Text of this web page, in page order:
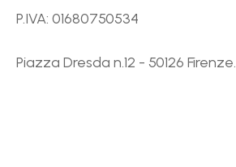
P.IVA: 01680750534
Piazza Dresda n.12 - 50126 Firenze.